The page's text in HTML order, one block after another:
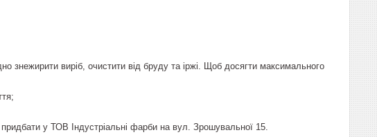
виріб, очистити від бруду та іржі. Щоб досягти максимального
у ТОВ Індустріальні фарби на вул. Зрошувальної 15.